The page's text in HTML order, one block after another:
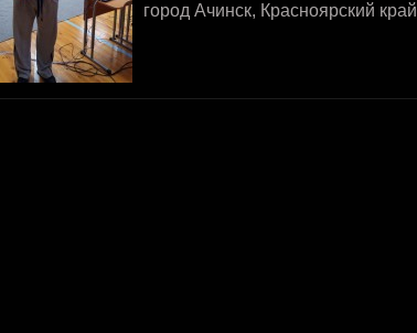
город Ачинск, Красноярский край